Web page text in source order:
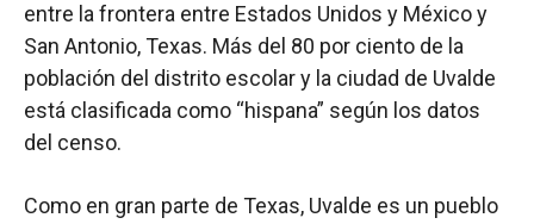
entre la frontera entre Estados Unidos y México y
San Antonio, Texas. Más del 80 por ciento de la
población del distrito escolar y la ciudad de Uvalde
está clasificada como “hispana” según los datos
del censo.
Como en gran parte de Texas, Uvalde es un pueblo